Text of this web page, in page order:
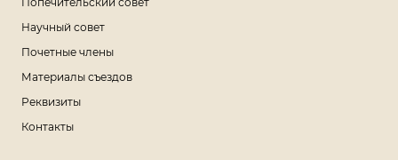
Научный совет
Почетные члены
Материалы съездов
Реквизиты
Контакты